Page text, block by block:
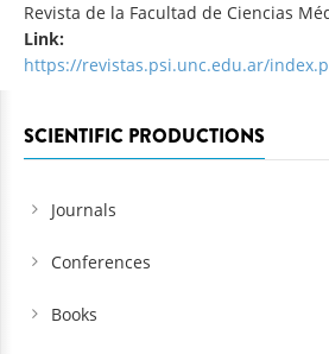
Revista de la Facultad de Ciencias
Link:
https://revistas.psi.unc.edu.ar/
SCIENTIFIC PRODUCTIONS
Journals
Conferences
Books